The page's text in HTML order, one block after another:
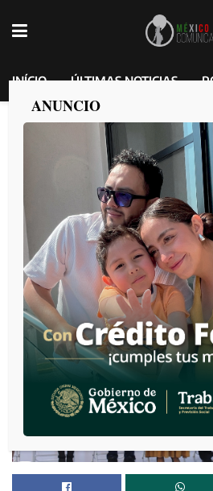
INÍCIO ÚLTIMAS NOTICIAS
Realizan evento por el
Día Internacional de
Maternas.
MEXICO COMUNICA 2025-02-21
ANUNCIO